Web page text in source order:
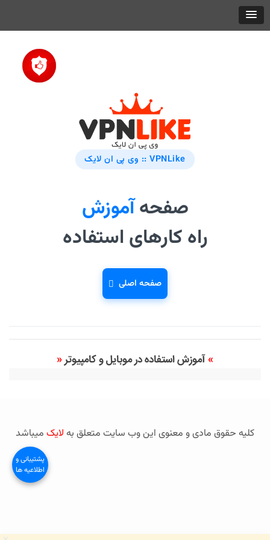
پشتیبانی و
اطلاعیه ها
VPNLike :: وی پی ان لایک
صفحهآموزش
راه کارهای استفاده
صفحه اصلی
»آموزش استفاده در موبایل و کامپیوتر«
کلیه حقوق مادی و معنوی این وب سایت متعلق به لایک میباشد